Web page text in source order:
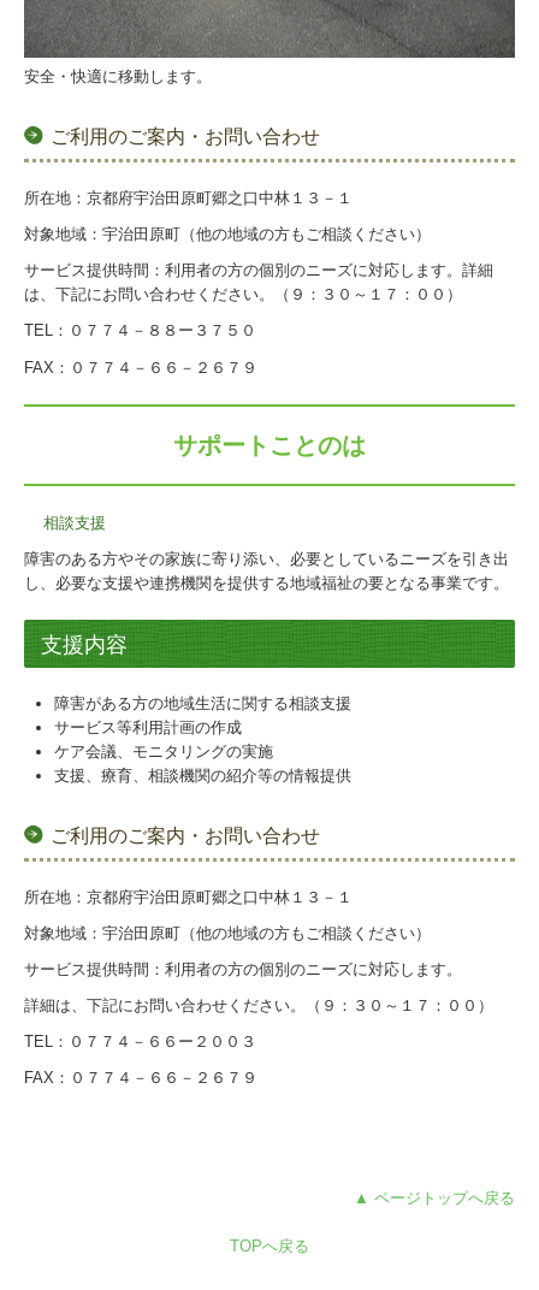
安全・快適に移動します。
ご利用のご案内・お問い合わせ
所在地：京都府宇治田原町郷之口中林１３－１
対象地域：宇治田原町（他の地域の方もご相談ください）
サービス提供時間：利用者の方の個別のニーズに対応します。詳細
は、下記にお問い合わせください。（９：３０～１７：００）
TEL：０７７４－８８ー３７５０
FAX：０７７４－６６－２６７９
サポートことのは
相談支援
障害のある方やその家族に寄り添い、必要としているニーズを引き出
し、必要な支援や連携機関を提供する地域福祉の要となる事業です。
支援内容
障害がある方の地域生活に関する相談支援
サービス等利用計画の作成
ケア会議、モニタリングの実施
支援、療育、相談機関の紹介等の情報提供
ご利用のご案内・お問い合わせ
所在地：京都府宇治田原町郷之口中林１３－１
対象地域：宇治田原町（他の地域の方もご相談ください）
サービス提供時間：利用者の方の個別のニーズに対応します。
詳細は、下記にお問い合わせください。（９：３０～１７：００）
TEL：０７７４－６６ー２００３
FAX：０７７４－６６－２６７９
▲ ページトップへ戻る
TOPへ戻る